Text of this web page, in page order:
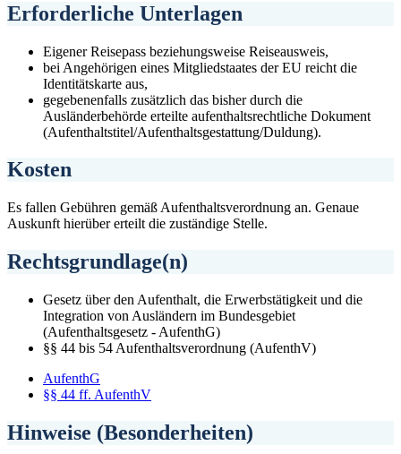
Erforderliche Unterlagen
Eigener Reisepass beziehungsweise Reiseausweis,
bei Angehörigen eines Mitgliedstaates der EU reicht die
Identitätskarte aus,
gegebenenfalls zusätzlich das bisher durch die
Ausländerbehörde erteilte aufenthaltsrechtliche Dokument
(Aufenthaltstitel/Aufenthaltsgestattung/Duldung).
Kosten
Es fallen Gebühren gemäß Aufenthaltsverordnung an. Genaue
Auskunft hierüber erteilt die zuständige Stelle.
Rechtsgrundlage(n)
Gesetz über den Aufenthalt, die Erwerbstätigkeit und die
Integration von Ausländern im Bundesgebiet
(Aufenthaltsgesetz - AufenthG)
§§ 44 bis 54 Aufenthaltsverordnung (AufenthV)
AufenthG
§§ 44 ff. AufenthV
Hinweise (Besonderheiten)